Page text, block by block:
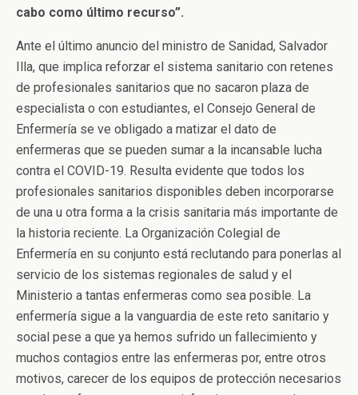
cabo como último recurso”.
Ante el último anuncio del ministro de Sanidad, Salvador
Illa, que implica reforzar el sistema sanitario con retenes
de profesionales sanitarios que no sacaron plaza de
especialista o con estudiantes, el Consejo General de
Enfermería se ve obligado a matizar el dato de
enfermeras que se pueden sumar a la incansable lucha
contra el COVID-19. Resulta evidente que todos los
profesionales sanitarios disponibles deben incorporarse
de una u otra forma a la crisis sanitaria más importante de
la historia reciente. La Organización Colegial de
Enfermería en su conjunto está reclutando para ponerlas al
servicio de los sistemas regionales de salud y el
Ministerio a tantas enfermeras como sea posible. La
enfermería sigue a la vanguardia de este reto sanitario y
social pese a que ya hemos sufrido un fallecimiento y
muchos contagios entre las enfermeras por, entre otros
motivos, carecer de los equipos de protección necesarios